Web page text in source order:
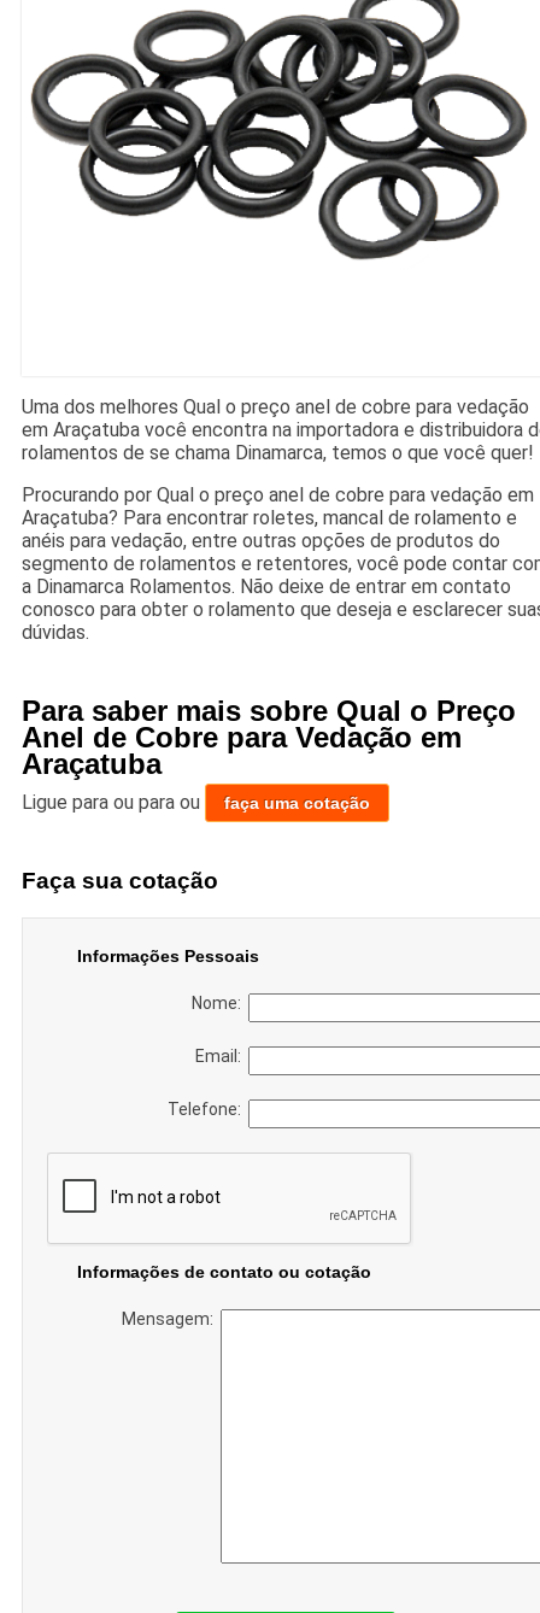
Uma dos melhores Qual o preço anel de cobre para vedação
em Araçatuba você encontra na importadora e distribuidora
rolamentos de se chama Dinamarca, temos o que você quer!
Procurando por Qual o preço anel de cobre para vedação em
Araçatuba? Para encontrar roletes, mancal de rolamento e
anéis para vedação, entre outras opções de produtos do
segmento de rolamentos e retentores, você pode contar
a Dinamarca Rolamentos. Não deixe de entrar em contato
conosco para obter o rolamento que deseja e esclarecer
dúvidas.
Para saber mais sobre Qual o Preço
Anel de Cobre para Vedação em
Araçatuba
Ligue para ou para ou faça uma cotação
Faça sua cotação
Informações Pessoais
Nome:
Email:
Telefone:
Informações de contato ou cotação
Mensagem: